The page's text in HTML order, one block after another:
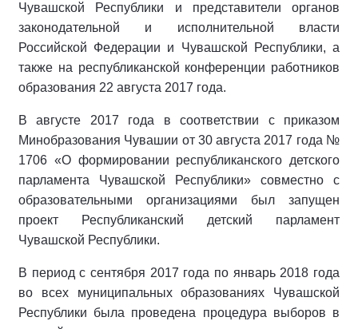
Чувашской Республики и представители органов
законодательной и исполнительной власти
Российской Федерации и Чувашской Республики, а
также на республиканской конференции работников
образования 22 августа 2017 года.
В августе 2017 года в соответствии с приказом
Минобразования Чувашии от 30 августа 2017 года №
1706 «О формировании республиканского детского
парламента Чувашской Республики» совместно с
образовательными организациями был запущен
проект Республиканский детский парламент
Чувашской Республики.
В период с сентября 2017 года по январь 2018 года
во всех муниципальных образованиях Чувашской
Республики была проведена процедура выборов в